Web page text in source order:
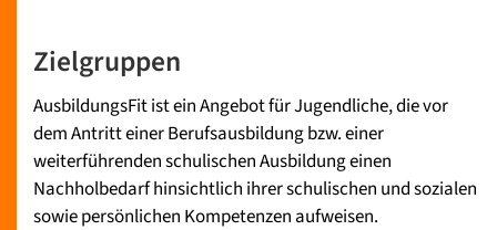
Zielgruppen
AusbildungsFit ist ein Angebot für Jugendliche, die vor
dem Antritt einer Berufsausbildung bzw. einer
weiterführenden schulischen Ausbildung einen
Nachholbedarf hinsichtlich ihrer schulischen und sozialen
sowie persönlichen Kompetenzen aufweisen.